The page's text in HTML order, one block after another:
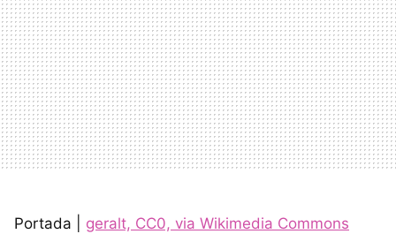
Portada | geralt, CC0, via Wikimedia Commons